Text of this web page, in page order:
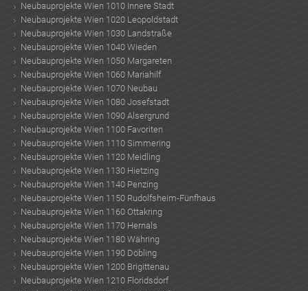
Neubauprojekte Wien 1010 Innere Stadt
Neubauprojekte Wien 1020 Leopoldstadt
Neubauprojekte Wien 1030 Landstraße
Neubauprojekte Wien 1040 Wieden
Neubauprojekte Wien 1050 Margareten
Neubauprojekte Wien 1060 Mariahilf
Neubauprojekte Wien 1070 Neubau
Neubauprojekte Wien 1080 Josefstadt
Neubauprojekte Wien 1090 Alsergrund
Neubauprojekte Wien 1100 Favoriten
Neubauprojekte Wien 1110 Simmering
Neubauprojekte Wien 1120 Meidling
Neubauprojekte Wien 1130 Hietzing
Neubauprojekte Wien 1140 Penzing
Neubauprojekte Wien 1150 Rudolfsheim-Fünfhaus
Neubauprojekte Wien 1160 Ottakring
Neubauprojekte Wien 1170 Hernals
Neubauprojekte Wien 1180 Währing
Neubauprojekte Wien 1190 Döbling
Neubauprojekte Wien 1200 Brigittenau
Neubauprojekte Wien 1210 Floridsdorf